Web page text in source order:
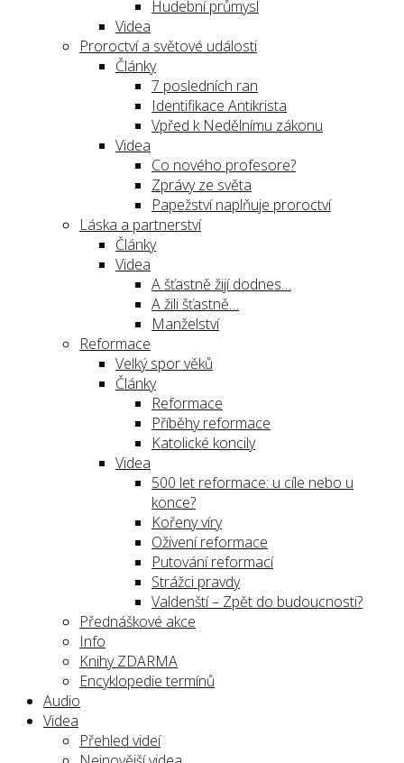
Hudební průmysl
Videa
Proroctví a světové události
Články
7 posledních ran
Identifikace Antikrista
Vpřed k Nedělnímu zákonu
Videa
Co nového profesore?
Zprávy ze světa
Papežství naplňuje proroctví
Láska a partnerství
Články
Videa
A šťastně žijí dodnes…
A žili šťastně…
Manželství
Reformace
Velký spor věků
Články
Reformace
Příběhy reformace
Katolické koncily
Videa
500 let reformace: u cíle nebo u
konce?
Kořeny víry
Oživení reformace
Putování reformací
Strážci pravdy
Valdenští – Zpět do budoucnosti?
Přednáškové akce
Info
Knihy ZDARMA
Encyklopedie termínů
Audio
Videa
Přehled videí